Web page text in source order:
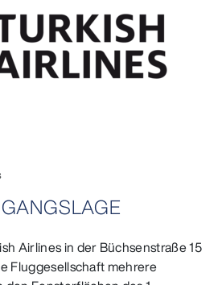
Airlines in der Büchsenstraße 15
Fluggesellschaft mehrere